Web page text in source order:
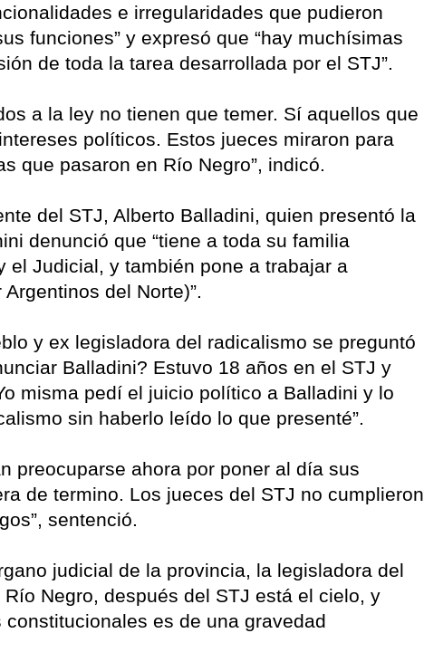
e irregularidades que pudieron
funciones” y expresó que “hay muchísimas
de toda la tarea desarrollada por el STJ”.
a la ley no tienen que temer. Sí aquellos que
políticos. Estos jueces miraron para
que pasaron en Río Negro”, indicó.
del STJ, Alberto Balladini, quien presentó la
denunció que “tiene a toda su familia
el Judicial, y también pone a trabajar a
del Norte)”.
y ex legisladora del radicalismo se preguntó
Balladini? Estuvo 18 años en el STJ y
misma pedí el juicio político a Balladini y lo
sin haberlo leído lo que presenté”.
preocuparse ahora por poner al día sus
de termino. Los jueces del STJ no cumplieron
sentenció.
judicial de la provincia, la legisladora del
Negro, después del STJ está el cielo, y
es de una gravedad